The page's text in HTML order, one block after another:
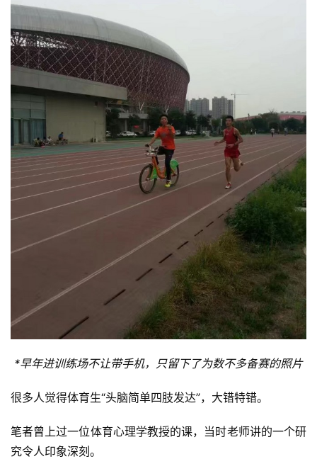
*早年进训练场不让带手机，只留下了为数不多备赛的照片
很多人觉得体育生“头脑简单四肢发达”，大错特错。
笔者曾上过一位体育心理学教授的课，当时老师讲的一个研
究令人印象深刻。